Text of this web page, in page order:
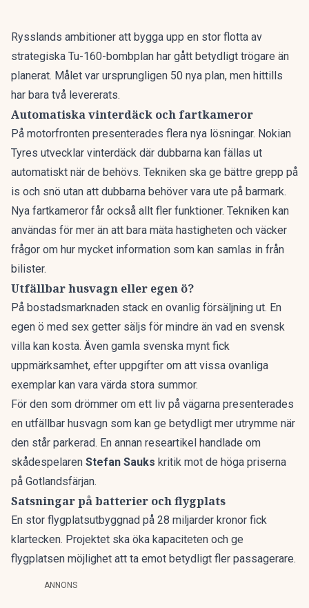
Rysslands ambitioner att bygga upp en stor flotta av
strategiska Tu-160-bombplan har gått betydligt trögare än
planerat. Målet var ursprungligen 50 nya plan, men hittills
har bara två levererats.
Automatiska vinterdäck och fartkameror
På motorfronten presenterades flera nya lösningar. Nokian
Tyres utvecklar vinterdäck där dubbarna kan fällas ut
automatiskt när de behövs. Tekniken ska ge bättre grepp på
is och snö utan att dubbarna behöver vara ute på barmark.
Nya fartkameror får också allt fler funktioner. Tekniken kan
användas för mer än att bara mäta hastigheten och väcker
frågor om hur mycket information som kan samlas in från
bilister.
Utfällbar husvagn eller egen ö?
På bostadsmarknaden stack en ovanlig försäljning ut. En
egen ö med sex getter säljs för mindre än vad en svensk
villa kan kosta. Även gamla svenska mynt fick
uppmärksamhet, efter uppgifter om att vissa ovanliga
exemplar kan vara värda stora summor.
För den som drömmer om ett liv på vägarna presenterades
en utfällbar husvagn som kan ge betydligt mer utrymme när
den står parkerad. En annan researtikel handlade om
skådespelaren Stefan Sauks kritik mot de höga priserna
på Gotlandsfärjan.
Satsningar på batterier och flygplats
En stor flygplatsutbyggnad på 28 miljarder kronor fick
klartecken. Projektet ska öka kapaciteten och ge
flygplatsen möjlighet att ta emot betydligt fler passagerare.
ANNONS